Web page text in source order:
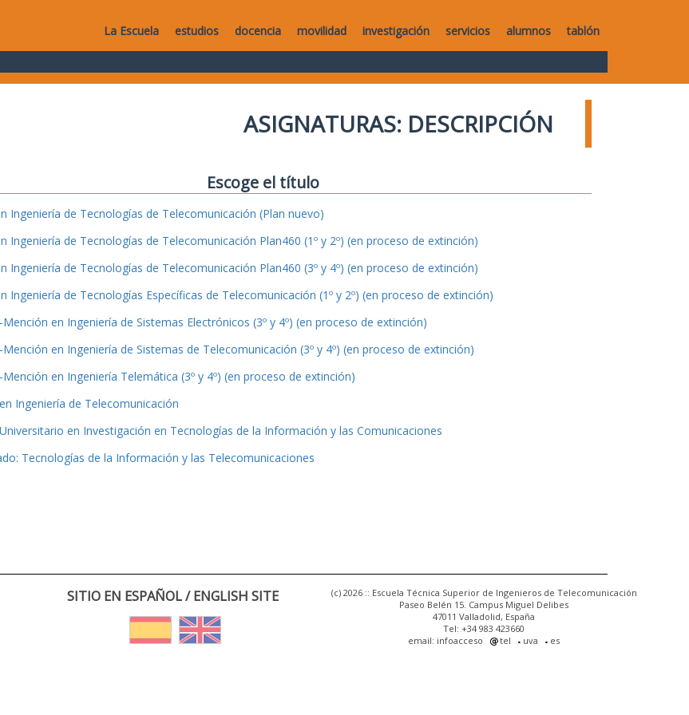
La Escuela estudios docencia movilidad investigación servicios alumnos tablón
ASIGNATURAS: DESCRIPCIÓN
Escoge el título
Ingeniería de Tecnologías de Telecomunicación (Plan nuevo)
Ingeniería de Tecnologías de Telecomunicación Plan460 (1º y 2º) (en proceso de extinción)
Ingeniería de Tecnologías de Telecomunicación Plan460 (3º y 4º) (en proceso de extinción)
Ingeniería de Tecnologías Específicas de Telecomunicación (1º y 2º) (en proceso de extinción)
-Mención en Ingeniería de Sistemas Electrónicos (3º y 4º) (en proceso de extinción)
-Mención en Ingeniería de Sistemas de Telecomunicación (3º y 4º) (en proceso de extinción)
-Mención en Ingeniería Telemática (3º y 4º) (en proceso de extinción)
Ingeniería de Telecomunicación
en Investigación en Tecnologías de la Información y las Comunicaciones
Tecnologías de la Información y las Telecomunicaciones
SITIO EN ESPAÑOL / ENGLISH SITE
(c) 2026 :: Escuela Técnica Superior de Ingenieros de Telecomunicación
Paseo Belén 15. Campus Miguel Delibes
47011 Valladolid, España
Tel: +34 983 423660
email: infoacceso
tel uva es